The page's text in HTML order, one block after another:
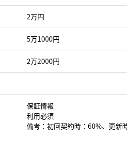
2万円
5万1000円
2万2000円
保証情報
利用必須
備考：初回契約時：60%、更新